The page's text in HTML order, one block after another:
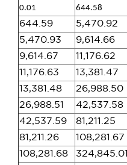
0.01 644.58
644.59
5,470.92
5,470.93
9,614.66
9,614.67
11,176.62
11,176.63
13,381.47
13,381.48
26,988.50
26,988.51
42,537.58
42,537.59
81,211.25
81,211.26
108,281.67
108,281.68
324,845.01